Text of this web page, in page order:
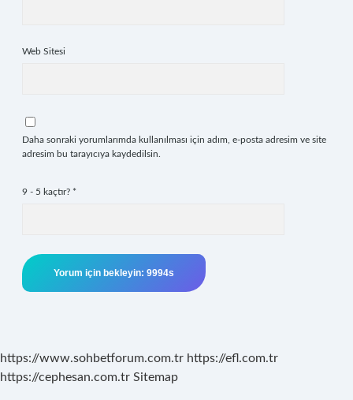
Web Sitesi
Daha sonraki yorumlarımda kullanılması için adım, e-posta adresim ve site
adresim bu tarayıcıya kaydedilsin.
9 - 5 kaçtır? *
https://www.sohbetforum.com.tr https://efl.com.tr
https://cephesan.com.tr Sitemap